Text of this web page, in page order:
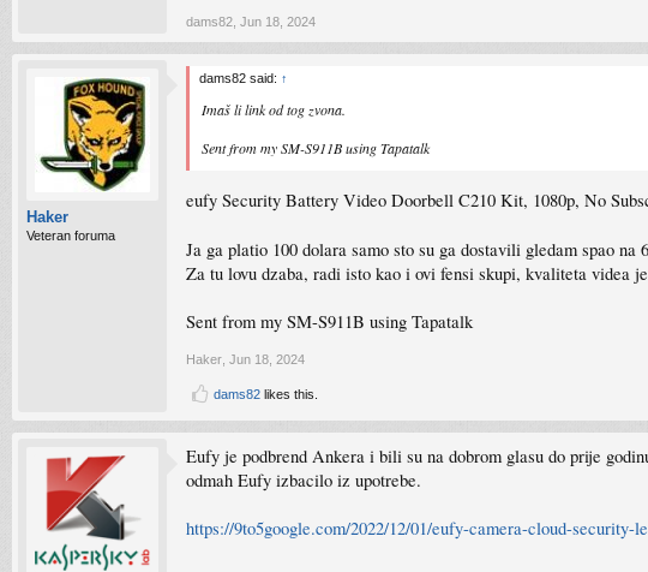
dams82 Jun 18, 2024
Haker
Veteran foruma
dams82 said: ↑
Imaš li link od tog zvona.
Sent from my SM-S911B using Tapatalk
eufy Security Battery Video Doorbell C210 Kit, 1080p, No
Ja ga platio 100 dolara samo sto su ga dostavili gledam spao na
Za tu lovu dzaba, radi isto kao i ovi fensi skupi, kvaliteta videa
Sent from my SM-S911B using Tapatalk
Haker Jun 18, 2024
dams82 likes this.
Eufy je podbrend Ankera i bili su na dobrom glasu do prije
odmah Eufy izbacilo iz upotrebe.
https://9to5google.com/2022/12/01/eufy-camera-cloud-security-